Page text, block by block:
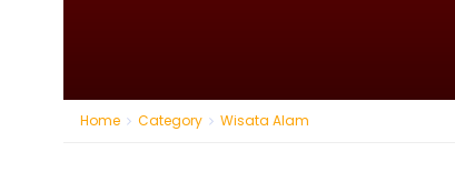
Home Category Wisata Alam